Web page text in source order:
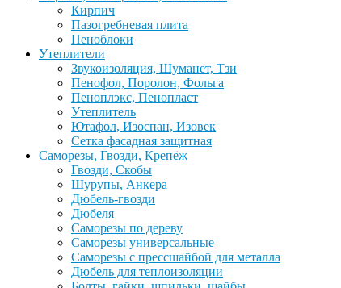
Кирпич
Пазогребневая плита
Пеноблоки
Утеплители
Звукоизоляция, Шуманет, Тзи
Пенофол, Поролон, Фольга
Пеноплэкс, Пенопласт
Утеплитель
Ютафол, Изоспан, Изовек
Сетка фасадная защитная
Саморезы, Гвозди, Крепёж
Гвозди, Скобы
Шурупы, Анкера
Дюбель-гвозди
Дюбеля
Саморезы по дереву
Саморезы универсальные
Саморезы с прессшайбой для металла
Дюбель для теплоизоляции